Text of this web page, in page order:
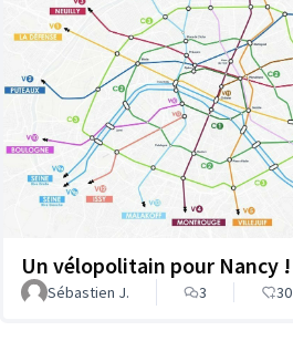
Un vélopolitain pour Nancy !
Sébastien J. 3 30